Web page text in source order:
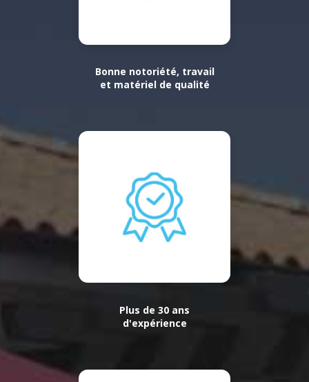
Bonne notoriété, travail
et matériel de qualité
Plus de 30 ans
d'expérience